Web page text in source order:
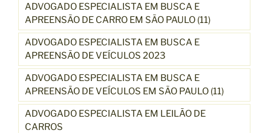
ADVOGADO ESPECIALISTA EM BUSCA E
APREENSÃO DE CARRO EM SÃO PAULO (11)
ADVOGADO ESPECIALISTA EM BUSCA E
APREENSÃO DE VEÍCULOS 2023
ADVOGADO ESPECIALISTA EM BUSCA E
APREENSÃO DE VEÍCULOS EM SÃO PAULO (11)
ADVOGADO ESPECIALISTA EM LEILÃO DE
CARROS